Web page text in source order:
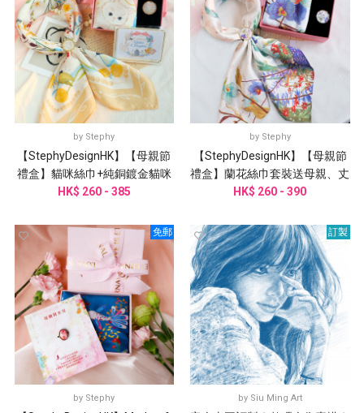
by Stephy
【StephyDesignHK】【母親節
禮盒】貓咪絲巾+純銅鍍金貓咪
三環絲巾扣 高級禮盒套裝
HK$ 260 - 385
by Stephy
【StephyDesignHK】【母親節
禮盒】蘭花絲巾套裝送母親、丈
母娘、婆婆、阿嬤、外祖母
HK$ 260 - 390
免郵
by Stephy
訂製
by Siu Ming Art